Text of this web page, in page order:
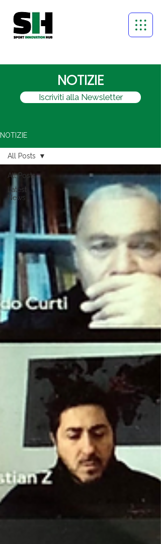
NOTIZIE
Iscriviti alla Newsletter
NOTIZIE
All Posts
Latest
News
All Posts